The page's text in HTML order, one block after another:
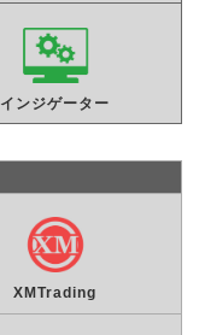
インジゲーター
XMTrading